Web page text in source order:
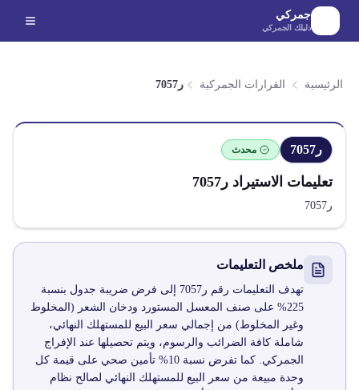
الانتقال إلى المحتوى الرئيسي
جمركي
دليلك الجمركي
الرئيسية القرارات الجمركية ر7057
ر7057 محدث
تعليمات الاستيراد ر7057
ر7057
ملخص التعليمات
تهدف التعليمات رقم ر7057 إلى فرض ضريبة جدول بنسبة
225% على صنف المعسل المستورد ودخان الشعر (المخلوط
وغير المخلوط) من إجمالي سعر البيع للمستهلك النهائي،
شاملة كافة الضرائب والرسوم، ويتم تحصيلها عند الإفراج
الجمركي. كما تفرض نسبة 10% تأمين صحي على قيمة كل
وحدة مبيعة من سعر البيع للمستهلك النهائي لصالح نظام